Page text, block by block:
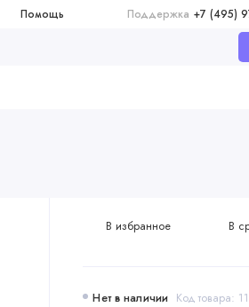
Помощь Поддержка +7 (495)
Нет в наличии Код товара:
В избранное В